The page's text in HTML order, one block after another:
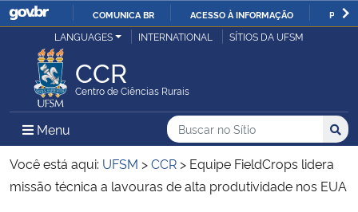
IR
COMUNICA BR ACESSO À INFORMAÇÃO
Ministério da Justiça e Segurança Pública
Ministério da Defesa
Ministério das Relações Exteriores
LANGUAGES INTERNATIONAL SÍTIOS DA UFSM
CCR
Centro de Ciências Rurais
Menu Menu Principal do Sítio
Busca
Buscar no no Sítio
Busca:
Você está aqui: UFSM >CCR > Equipe FieldCrops lidera
missão técnica a lavouras de alta produtividade nos EUA